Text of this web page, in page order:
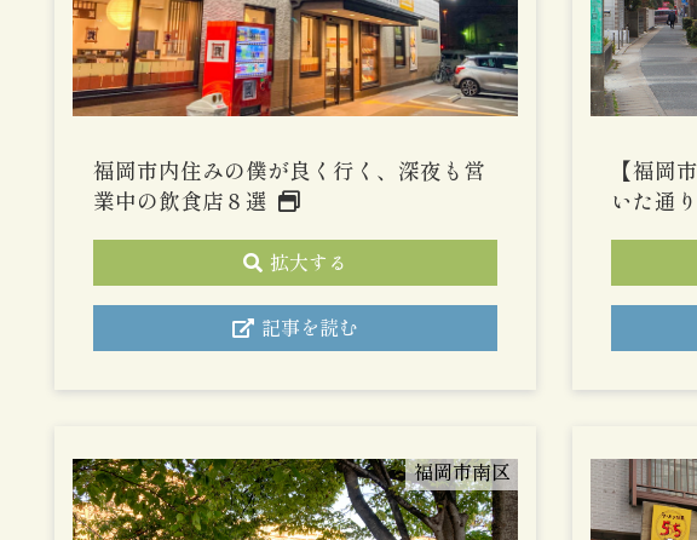
福岡市内住みの僕が良く行く、深夜も営
業中の飲食店８選
拡大する
記事を読む
【福岡
いた通
福岡市南区